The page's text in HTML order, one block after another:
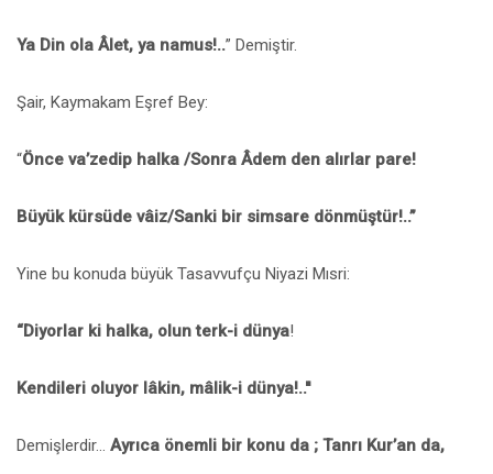
Ya Din ola Âlet, ya namus!..” Demiştir.
Şair, Kaymakam Eşref Bey:
“Önce va’zedip halka /Sonra Âdem den alırlar pare!
Büyük kürsüde vâiz/Sanki bir simsare dönmüştür!..”
Yine bu konuda büyük Tasavvufçu Niyazi Mısri:
“Diyorlar ki halka, olun terk-i dünya!
Kendileri oluyor lâkin, mâlik-i dünya!..''
Demişlerdir... Ayrıca önemli bir konu da ; Tanrı Kur’an da,